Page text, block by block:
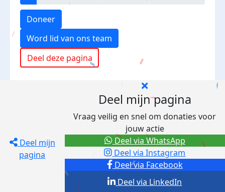
Doneer
Word lid van ons team
Deel deze pagina
Deel mijn
pagina
Deel mijn pagina
Vraag veilig en snel om donaties voor
jouw actie
Deel via Facebook
Deel via Instagram
Deel via LinkedIn
Deel via WhatsApp